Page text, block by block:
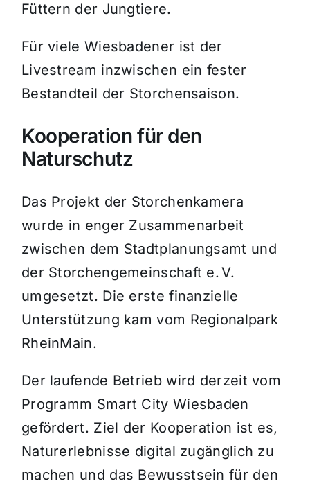
Füttern der Jungtiere.
Für viele Wiesbadener ist der
Livestream inzwischen ein fester
Bestandteil der Storchensaison.
Kooperation für den
Naturschutz
Das Projekt der Storchenkamera
wurde in enger Zusammenarbeit
zwischen dem Stadtplanungsamt und
der Storchengemeinschaft e. V.
umgesetzt. Die erste finanzielle
Unterstützung kam vom Regionalpark
RheinMain.
Der laufende Betrieb wird derzeit vom
Programm Smart City Wiesbaden
gefördert. Ziel der Kooperation ist es,
Naturerlebnisse digital zugänglich zu
machen und das Bewusstsein für den